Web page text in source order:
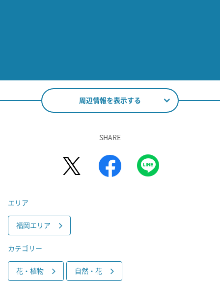
周辺情報を表示する
SHARE
エリア
福岡エリア
カテゴリー
花・植物 自然・花